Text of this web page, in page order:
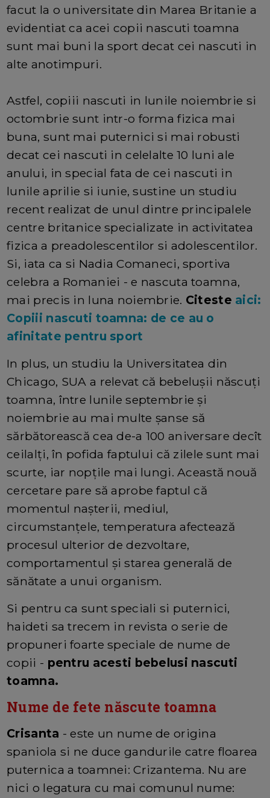
facut la o universitate din Marea Britanie a
evidentiat ca acei copii nascuti toamna
sunt mai buni la sport decat cei nascuti in
alte anotimpuri.
Astfel, copiii nascuti in lunile noiembrie si
octombrie sunt intr-o forma fizica mai
buna, sunt mai puternici si mai robusti
decat cei nascuti in celelalte 10 luni ale
anului, in special fata de cei nascuti in
lunile aprilie si iunie, sustine un studiu
recent realizat de unul dintre principalele
centre britanice specializate in activitatea
fizica a preadolescentilor si adolescentilor.
Si, iata ca si Nadia Comaneci, sportiva
celebra a Romaniei - e nascuta toamna,
mai precis in luna noiembrie. Citeste aici:
Copiii nascuti toamna: de ce au o
afinitate pentru sport
In plus, un studiu la Universitatea din
Chicago, SUA a relevat că bebeluşii născuţi
toamna, între lunile septembrie şi
noiembrie au mai multe şanse să
sărbătorească cea de-a 100 aniversare decît
ceilalţi, în pofida faptului că zilele sunt mai
scurte, iar nopţile mai lungi. Această nouă
cercetare pare să aprobe faptul că
momentul naşterii, mediul,
circumstanţele, temperatura afectează
procesul ulterior de dezvoltare,
comportamentul şi starea generală de
sănătate a unui organism.
Si pentru ca sunt speciali si puternici,
haideti sa trecem in revista o serie de
propuneri foarte speciale de nume de
copii - pentru acesti bebelusi nascuti
toamna.
Nume de fete născute toamna
Crisanta - este un nume de origina
spaniola si ne duce gandurile catre floarea
puternica a toamnei: Crizantema. Nu are
nici o legatura cu mai comunul nume: